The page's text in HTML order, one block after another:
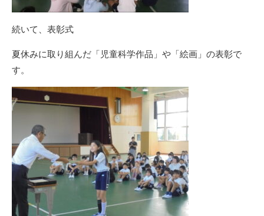
続いて、表彰式
夏休みに取り組んだ「児童科学作品」や「絵画」の表彰で
す。